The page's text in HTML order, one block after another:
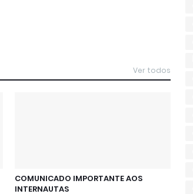
Ver todos
COMUNICADO IMPORTANTE AOS
INTERNAUTAS